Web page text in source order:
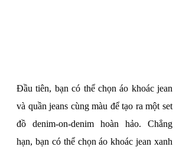
Đầu tiên, bạn có thể chọn áo khoác jean
và quần jeans cùng màu để tạo ra một set
đồ denim-on-denim hoàn hảo. Chẳng
hạn, bạn có thể chọn áo khoác jean xanh